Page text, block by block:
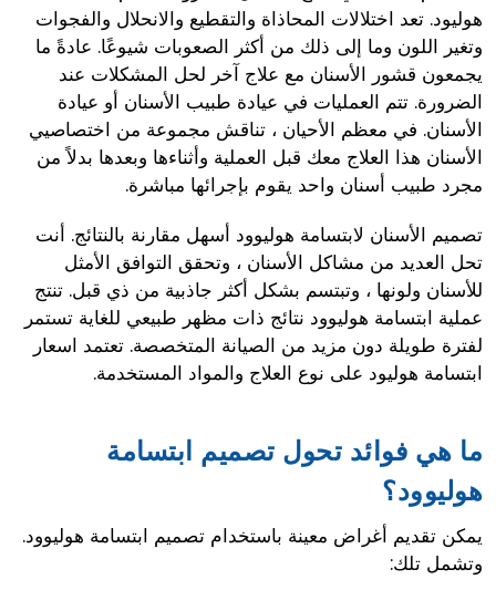
هوليود. تعد اختلالات المحاذاة والتقطيع والانحلال والفجوات
وتغير اللون وما إلى ذلك من أكثر الصعوبات شيوعًا. عادةً ما
يجمعون قشور الأسنان مع علاج آخر لحل المشكلات عند
الضرورة. تتم العمليات في عيادة طبيب الأسنان أو عيادة
الأسنان. في معظم الأحيان ، تناقش مجموعة من اختصاصيي
الأسنان هذا العلاج معك قبل العملية وأثناءها وبعدها بدلاً من
مجرد طبيب أسنان واحد يقوم بإجرائها مباشرة.
تصميم الأسنان لابتسامة هوليوود أسهل مقارنة بالنتائج. أنت
تحل العديد من مشاكل الأسنان ، وتحقق التوافق الأمثل
للأسنان ولونها ، وتبتسم بشكل أكثر جاذبية من ذي قبل. تنتج
عملية ابتسامة هوليوود نتائج ذات مظهر طبيعي للغاية تستمر
لفترة طويلة دون مزيد من الصيانة المتخصصة. تعتمد اسعار
ابتسامة هوليود على نوع العلاج والمواد المستخدمة.
ما هي فوائد تحول تصميم ابتسامة
هوليوود؟
يمكن تقديم أغراض معينة باستخدام تصميم ابتسامة هوليوود.
وتشمل تلك: